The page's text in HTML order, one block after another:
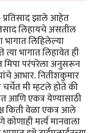
झाले आहेत
लिहायचे असतील
लिहिलेल्या
भागात लिहावेत ही
मिपा परंपरेला अनुसरून
आभार. नितीशकुमार
मी म्हटले होते की
आणि एकत्र येण्यासाठी
किती वेळा एकत्र आले
मर्त्य मानवाला